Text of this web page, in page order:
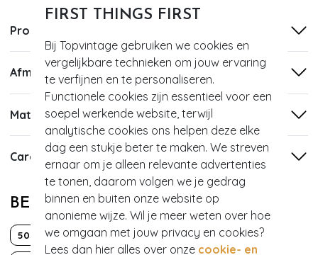
FIRST THINGS FIRST
Bij Topvintage gebruiken we cookies en
vergelijkbare technieken om jouw ervaring
te verfijnen en te personaliseren.
Functionele cookies zijn essentieel voor een
soepel werkende website, terwijl
analytische cookies ons helpen deze elke
dag een stukje beter te maken. We streven
ernaar om je alleen relevante advertenties
te tonen, daarom volgen we je gedrag
binnen en buiten onze website op
anonieme wijze. Wil je meer weten over hoe
we omgaan met jouw privacy en cookies?
Lees dan hier alles over onze cookie- en
Productinformatie
Afmetingen
Materiaal
Care
BEKIJK MEER VAN
50s 60s